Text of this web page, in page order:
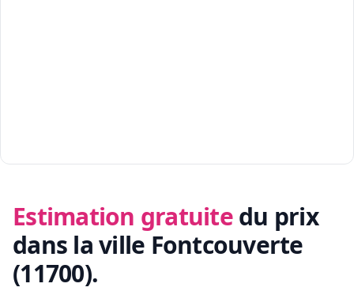
Estimation gratuite du prix
dans la ville Fontcouverte
(11700).